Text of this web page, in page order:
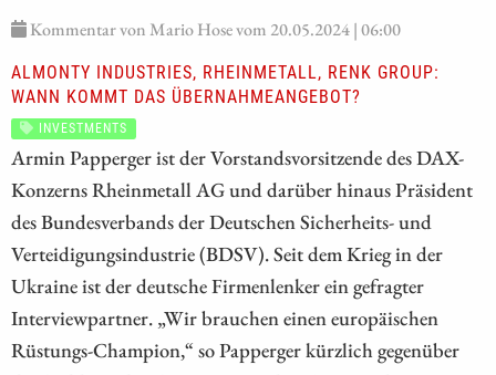
Kommentar von Mario Hose vom 20.05.2024 | 06:00
ALMONTY INDUSTRIES, RHEINMETALL, RENK GROUP:
WANN KOMMT DAS ÜBERNAHMEANGEBOT?
INVESTMENTS
Armin Papperger ist der Vorstandsvorsitzende des DAX-
Konzerns Rheinmetall AG und darüber hinaus Präsident
des Bundesverbands der Deutschen Sicherheits- und
Verteidigungsindustrie (BDSV). Seit dem Krieg in der
Ukraine ist der deutsche Firmenlenker ein gefragter
Interviewpartner. „Wir brauchen einen europäischen
Rüstungs-Champion,“ so Papperger kürzlich gegenüber